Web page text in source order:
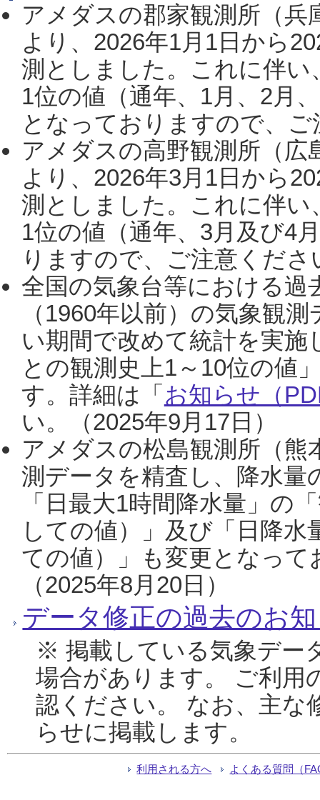
アメダスの郡家観測所（
より、2026年1月1日から
測としました。これに伴い
1位の値（通年、1月、2月
となっておりますので、
アメダスの高野観測所（
より、2026年3月1日から
測としました。これに伴い
1位の値（通年、3月及び4
りますので、ご注意くだ
全国の気象台等における過
（1960年以前）の気象観
い期間で改めて統計を実
との観測史上1～10位の値
す。詳細は「 お知らせ（
い。（2025年9月17日）
アメダスの松島観測所（熊
測データを精査し、降水
「日最大1時間降水量」の
しての値）」及び「日降
ての値）」も変更となっ
（2025年8月20日）
データ修正の過去のお
※ 掲載している気象デー
場合があります。 ご利用
認ください。 なお、主な
らせに掲載します。
利用される方へ よくある質問（